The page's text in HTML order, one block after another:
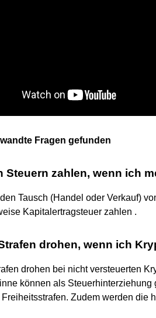
Fragen gefunden
Steuern zahlen, wenn ich
Tausch (Handel oder Verkauf)
Kapitalertragsteuer zahlen .
drohen, wenn ich
drohen bei nicht versteuerten
können als
Zudem werden die